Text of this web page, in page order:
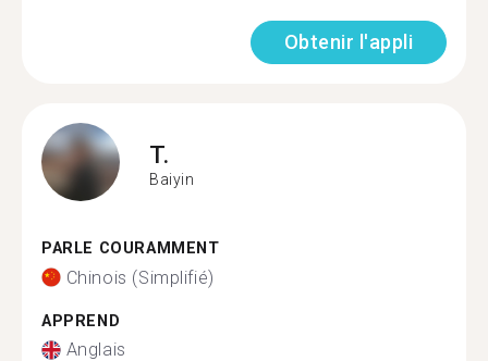
Obtenir l'appli
T.
Baiyin
PARLE COURAMMENT
Chinois (Simplifié)
APPREND
Anglais